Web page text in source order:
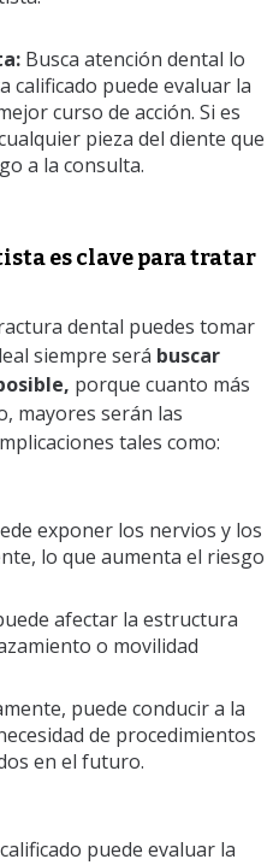
Busca atención dental lo
calificado puede evaluar la
curso de acción. Si es
pieza del diente que
a la consulta.
es clave para tratar
dental puedes tomar
siempre será buscar
porque cuanto más
mayores serán las
tales como:
exponer los nervios y los
lo que aumenta el riesgo
afectar la estructura
o movilidad
puede conducir a la
de procedimientos
en el futuro.
puede evaluar la